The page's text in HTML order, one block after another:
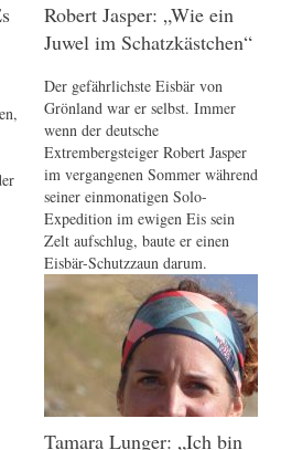
Robert Jasper: „Wie ein
Juwel im Schatzkästchen“
Der gefährlichste Eisbär von
Grönland war er selbst. Immer
wenn der deutsche
Extrembergsteiger Robert Jasper
im vergangenen Sommer während
seiner einmonatigen Solo-
Expedition im ewigen Eis sein
Zelt aufschlug, baute er einen
Eisbär-Schutzzaun darum.
Tamara Lunger: „Ich bin